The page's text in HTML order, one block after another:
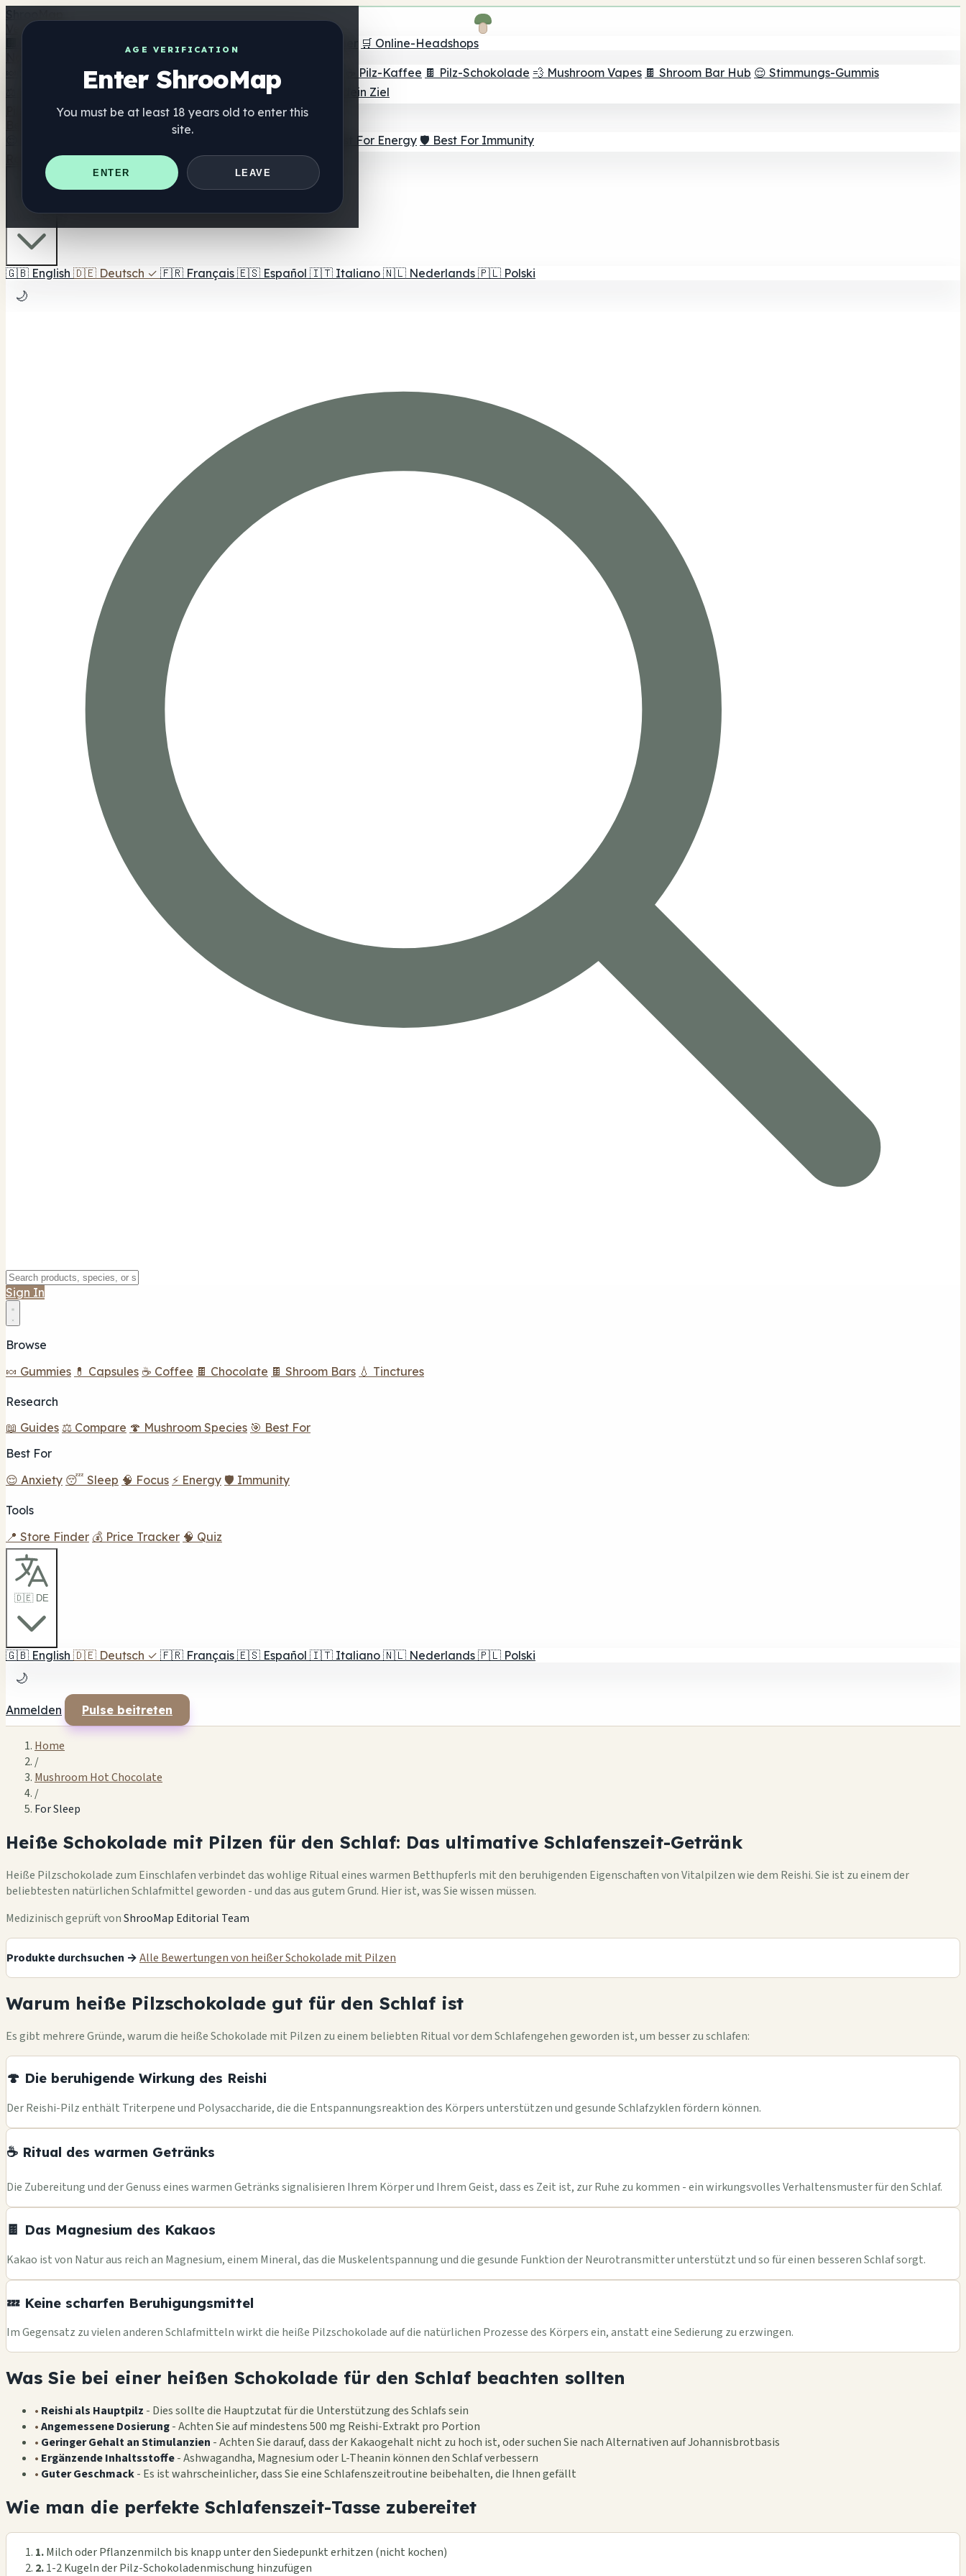
AGE VERIFICATION
Enter ShrooMap
You must be at least 18 years old to enter this
site.
ENTER LEAVE
Verzeichnis
📍 Headshop-Finder
🛒 Online-Headshops
🍬 Pilz-Gummis 💊 Pilz-Kapseln 💧 Pilz-Tinkturen 🫙 Pilz-Pulver ☕ Pilz-Kaffee 🍫 Pilz-Schokolade 💨 Mushroom Vapes 🍫 Shroom Bar Hub 😌 Stimmungs-Gummis
⚖️ Produkte vergleichen 💰 Angebote & Rabatte 🎯 Beste für dein Ziel
⚡ Best For Energy 🛡️ Best For Immunity
Ratgeber Quiz Blog In der Nähe
🇩🇪 DE
🇬🇧 English 🇩🇪 Deutsch ✓ 🇫🇷 Français 🇪🇸 Español 🇮🇹 Italiano 🇳🇱 Nederlands 🇵🇱 Polski
🌙
Sign In
Browse
🍬 Gummies 💊 Capsules ☕ Coffee 🍫 Chocolate 🍫 Shroom Bars 💧 Tinctures
Research
📖 Guides ⚖️ Compare 🍄 Mushroom Species 🎯 Best For
Best For
😌 Anxiety 😴 Sleep 🧠 Focus ⚡ Energy 🛡️ Immunity
Tools
📍 Store Finder 💰 Price Tracker 🧠 Quiz
🇩🇪 DE
🇬🇧 English 🇩🇪 Deutsch ✓ 🇫🇷 Français 🇪🇸 Español 🇮🇹 Italiano 🇳🇱 Nederlands 🇵🇱 Polski
🌙
Anmelden Pulse beitreten
Home
/
Mushroom Hot Chocolate
/
For Sleep
Heiße Schokolade mit Pilzen für den Schlaf: Das ultimative Schlafenszeit-Getränk
Heiße Pilzschokolade zum Einschlafen verbindet das wohlige Ritual eines warmen Betthupferls mit den beruhigenden Eigenschaften von Vitalpilzen wie dem Reishi. Sie ist zu einem der
beliebtesten natürlichen Schlafmittel geworden - und das aus gutem Grund. Hier ist, was Sie wissen müssen.
Medizinisch geprüft vonShrooMap Editorial Team
Produkte durchsuchen →Alle Bewertungen von heißer Schokolade mit Pilzen
Warum heiße Pilzschokolade gut für den Schlaf ist
Es gibt mehrere Gründe, warum die heiße Schokolade mit Pilzen zu einem beliebten Ritual vor dem Schlafengehen geworden ist, um besser zu schlafen:
🍄 Die beruhigende Wirkung des Reishi
Der Reishi-Pilz enthält Triterpene und Polysaccharide, die die Entspannungsreaktion des Körpers unterstützen und gesunde Schlafzyklen fördern können.
☕ Ritual des warmen Getränks
Die Zubereitung und der Genuss eines warmen Getränks signalisieren Ihrem Körper und Ihrem Geist, dass es Zeit ist, zur Ruhe zu kommen - ein wirkungsvolles Verhaltensmuster für den Schlaf.
🍫 Das Magnesium des Kakaos
Kakao ist von Natur aus reich an Magnesium, einem Mineral, das die Muskelentspannung und die gesunde Funktion der Neurotransmitter unterstützt und so für einen besseren Schlaf sorgt.
💤 Keine scharfen Beruhigungsmittel
Im Gegensatz zu vielen anderen Schlafmitteln wirkt die heiße Pilzschokolade auf die natürlichen Prozesse des Körpers ein, anstatt eine Sedierung zu erzwingen.
Was Sie bei einer heißen Schokolade für den Schlaf beachten sollten
• Reishi als Hauptpilz - Dies sollte die Hauptzutat für die Unterstützung des Schlafs sein
•Angemessene Dosierung- Achten Sie auf mindestens 500 mg Reishi-Extrakt pro Portion
• Geringer Gehalt an Stimulanzien - Achten Sie darauf, dass der Kakaogehalt nicht zu hoch ist, oder suchen Sie nach Alternativen auf Johannisbrotbasis
• Ergänzende Inhaltsstoffe- Ashwagandha, Magnesium oder L-Theanin können den Schlaf verbessern
• Guter Geschmack- Es ist wahrscheinlicher, dass Sie eine Schlafenszeitroutine beibehalten, die Ihnen gefällt
Wie man die perfekte Schlafenszeit-Tasse zubereitet
1.Milch oder Pflanzenmilch bis knapp unter den Siedepunkt erhitzen (nicht kochen)
2.1-2 Kugeln der Pilz-Schokoladenmischung hinzufügen